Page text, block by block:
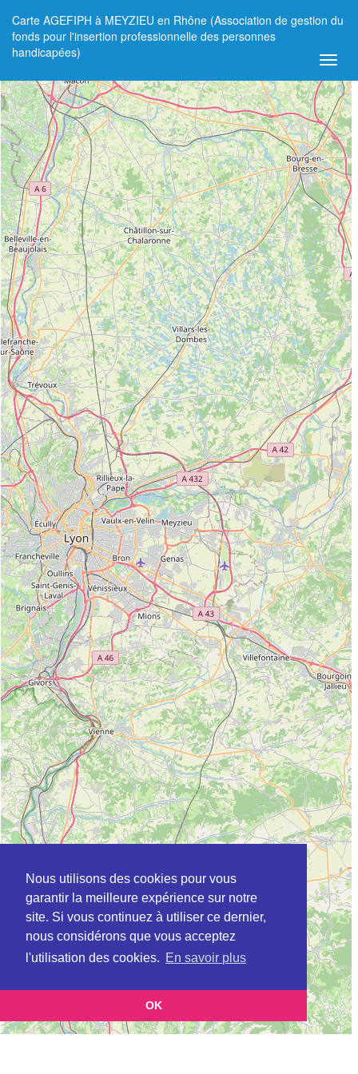
Nous utilisons des cookies pour vous
garantir la meilleure expérience sur notre
site. Si vous continuez à utiliser ce dernier,
nous considérons que vous acceptez
l'utilisation des cookies. En savoir plus
OK
Carte AGEFIPH à MEYZIEU en Rhône (Association de gestion du
fonds pour l'insertion professionnelle des personnes
handicapées)
+
−